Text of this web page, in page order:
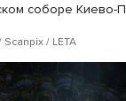
соборе Киево-
/ LETA